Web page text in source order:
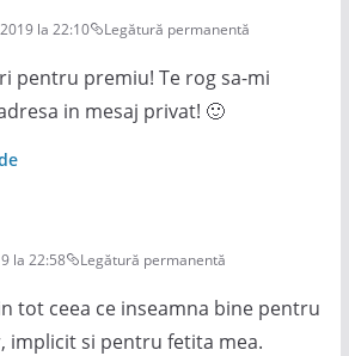
la 22:10 Legătură permanentă
pentru premiu! Te rog sa-mi
in mesaj privat! 🙂
la 22:58 Legătură permanentă
tot ceea ce inseamna bine pentru
implicit si pentru fetita mea.